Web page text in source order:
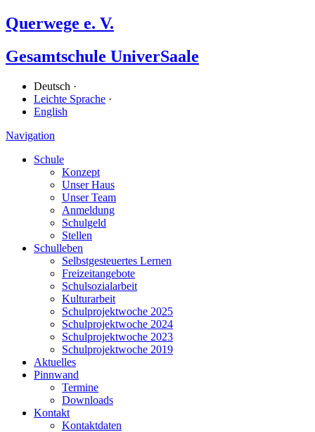
Querwege e. V.
Gesamtschule UniverSaale
Deutsch ·
Leichte Sprache ·
English
Navigation
Schule
Konzept
Unser Haus
Unser Team
Anmeldung
Schulgeld
Stellen
Schulleben
Selbstgesteuertes Lernen
Freizeitangebote
Schulsozialarbeit
Kulturarbeit
Schulprojektwoche 2025
Schulprojektwoche 2024
Schulprojektwoche 2023
Schulprojektwoche 2019
Aktuelles
Pinnwand
Termine
Downloads
Kontakt
Kontaktdaten